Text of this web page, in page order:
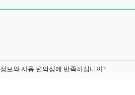
보와 사용 편의성에 만족하십니까?